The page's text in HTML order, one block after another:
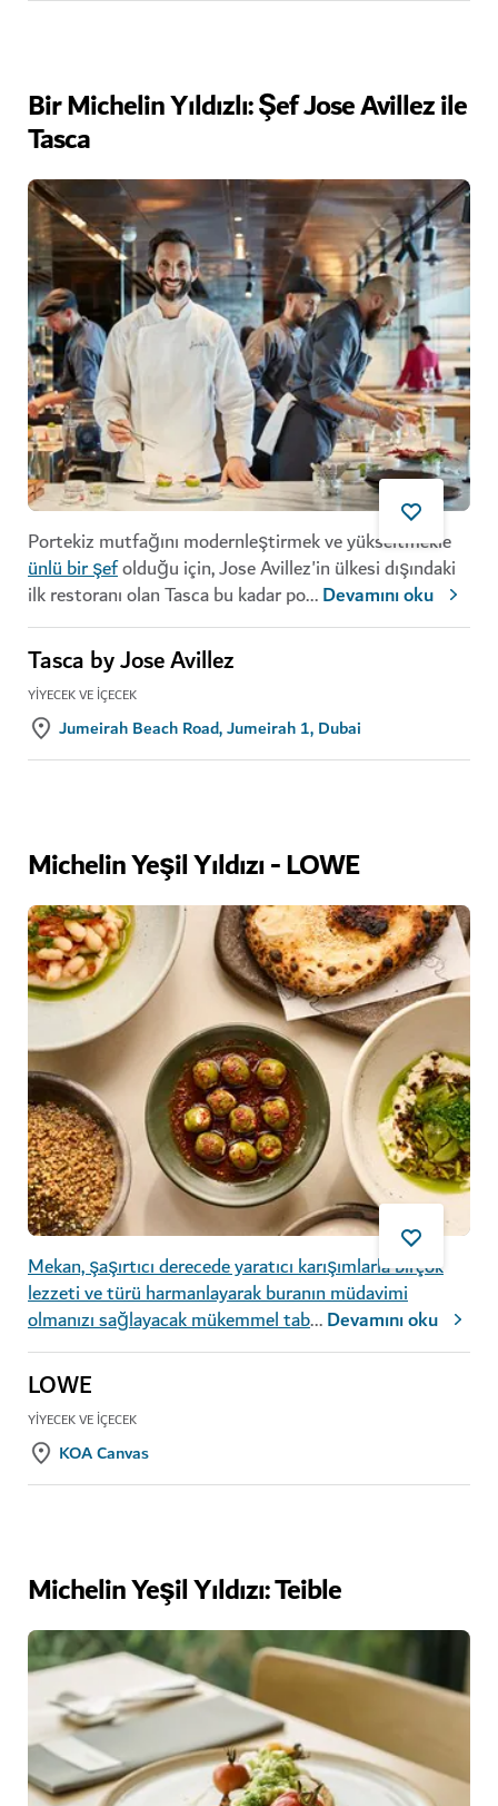
Bir Michelin Yıldızlı: Şef Jose Avillez ile
Tasca
Portekiz mutfağını modernleştirmek ve yükseltmekle
ünlü bir şefolduğu için, Jose Avillez'in ülkesi dışındaki
ilk restoranı olan Tasca bu kadar po...Devamını oku
Tasca by Jose Avillez
YIYECEK VE İÇECEK
Jumeirah Beach Road, Jumeirah 1, Dubai
Michelin Yeşil Yıldızı - LOWE
Mekan, şaşırtıcı derecede yaratıcı karışımlarla birçok
lezzeti ve türü harmanlayarak buranın müdavimi
olmanızı sağlayacak mükemmel tab...Devamını oku
LOWE
YIYECEK VE İÇECEK
KOA Canvas
Michelin Yeşil Yıldızı: Teible